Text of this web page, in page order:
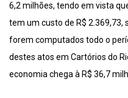
6,2 milhões, tendo em vista
tem um custo de R$ 2.369,73,
forem computados todo o
destes atos em Cartórios do
economia chega à R$ 36,7